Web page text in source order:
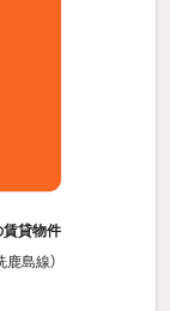
貸物件
鹿島線）